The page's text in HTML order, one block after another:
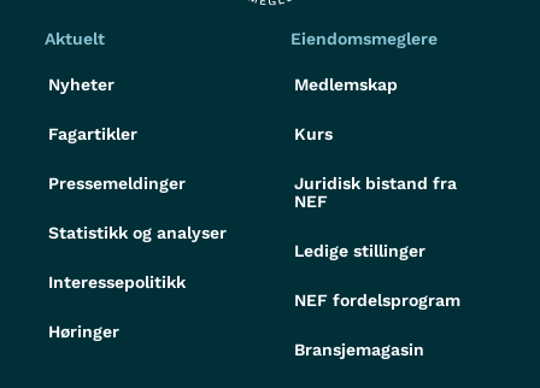
Aktuelt
Nyheter
Fagartikler
Pressemeldinger
Statistikk og analyser
Interessepolitikk
Høringer
Eiendomsmeglere
Medlemskap
Kurs
Juridisk bistand fra
NEF
Ledige stillinger
NEF fordelsprogram
Bransjemagasin